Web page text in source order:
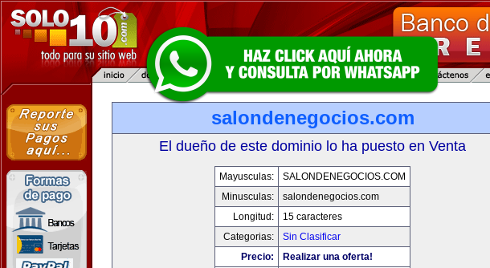
salondenegocios.com
El dueño de este dominio lo ha puesto en Venta
Mayusculas:
SALONDENEGOCIOS.COM
Minusculas:
salondenegocios.com
Longitud:
15 caracteres
Categorias:
Sin Clasificar
Precio:
Realizar una oferta!